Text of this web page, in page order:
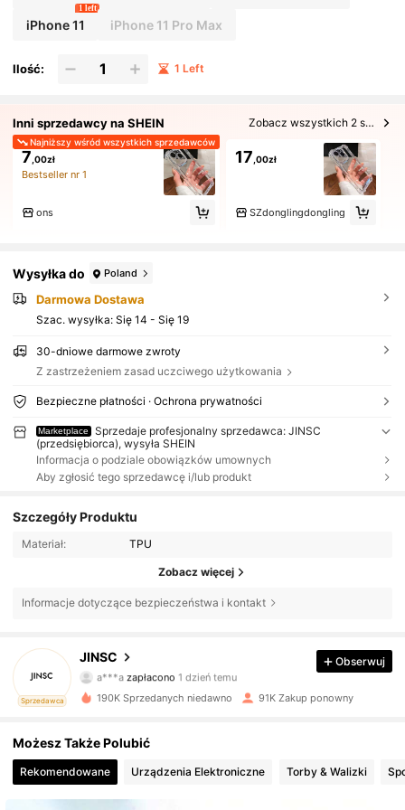
iPhone 11
1 left
iPhone 11 Pro Max
Ilość: 1 Left
Inni sprzedawcy na SHEIN Zobacz wszystkich 2 sprzedających
Najniższy wśród wszystkich sprzedawców
7 ,00zł
Bestseller nr 1
ons
17 ,00zł
SZdonglingdongling
Wysyłka do Poland
Darmowa Dostawa
Szac. wysyłka: Się 14 - Się 19
30-dniowe darmowe zwroty
Z zastrzeżeniem zasad uczciwego użytkowania
Bezpieczne płatności · Ochrona prywatności
Marketplace
Sprzedaje profesjonalny sprzedawca: JINSC
(przedsiębiorca), wysyła SHEIN
Informacja o podziale obowiązków umownych
Aby zgłosić tego sprzedawcę i/lub produkt
Szczegóły Produktu
Materiał: TPU
Zobacz więcej
Informacje dotyczące bezpieczeństwa i kontakt
Sprzedawca
JINSC
4,84
a***azapłacono
u***a zaobserwował(-a)1 dzień temu
6.5K Obserwujący
4,84
Obserwuj
190K Sprzedanych niedawno 91K Zakup ponowny
Możesz Także Polubić
Rekomendowane Urządzenia Elektroniczne Torby & Walizki